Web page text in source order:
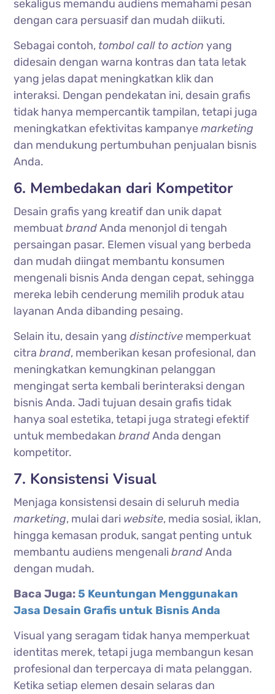
sekaligus memandu audiens memahami pesan
dengan cara persuasif dan mudah diikuti.
Sebagai contoh, tombol call to action yang
didesain dengan warna kontras dan tata letak
yang jelas dapat meningkatkan klik dan
interaksi. Dengan pendekatan ini, desain grafis
tidak hanya mempercantik tampilan, tetapi juga
meningkatkan efektivitas kampanyemarketing
dan mendukung pertumbuhan penjualan bisnis
Anda.
6. Membedakan dari Kompetitor
Desain grafis yang kreatif dan unik dapat
membuatbrandAnda menonjol di tengah
persaingan pasar. Elemen visual yang berbeda
dan mudah diingat membantu konsumen
mengenali bisnis Anda dengan cepat, sehingga
mereka lebih cenderung memilih produk atau
layanan Anda dibanding pesaing.
Selain itu, desain yangdistinctive memperkuat
citrabrand, memberikan kesan profesional, dan
meningkatkan kemungkinan pelanggan
mengingat serta kembali berinteraksi dengan
bisnis Anda. Jadi tujuan desain grafis tidak
hanya soal estetika, tetapi juga strategi efektif
untuk membedakanbrandAnda dengan
kompetitor.
7. Konsistensi Visual
Menjaga konsistensi desain di seluruh media
marketing, mulai dari website, media sosial, iklan,
hingga kemasan produk, sangat penting untuk
membantu audiens mengenalibrandAnda
dengan mudah.
Baca Juga: 5 Keuntungan Menggunakan
Jasa Desain Grafis untuk Bisnis Anda
Visual yang seragam tidak hanya memperkuat
identitas merek, tetapi juga membangun kesan
profesional dan terpercaya di mata pelanggan.
Ketika setiap elemen desain selaras dan